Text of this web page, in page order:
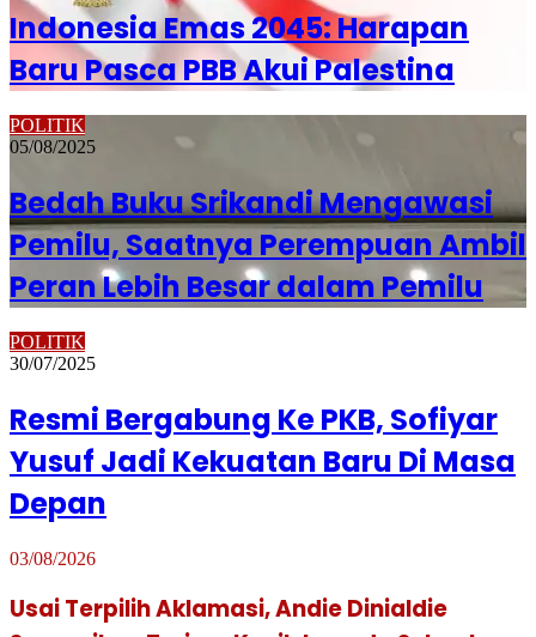
Indonesia Emas 2045: Harapan
Baru Pasca PBB Akui Palestina
POLITIK
05/08/2025
Bedah Buku Srikandi Mengawasi
Pemilu, Saatnya Perempuan Ambil
Peran Lebih Besar dalam Pemilu
POLITIK
30/07/2025
Resmi Bergabung Ke PKB, Sofiyar
Yusuf Jadi Kekuatan Baru Di Masa
Depan
03/08/2026
Usai Terpilih Aklamasi, Andie Dinialdie